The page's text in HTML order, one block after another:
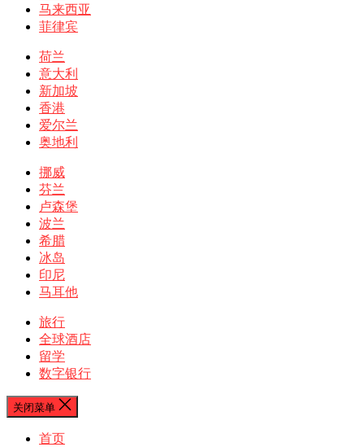
马来西亚
菲律宾
荷兰
意大利
新加坡
香港
爱尔兰
奥地利
挪威
芬兰
卢森堡
波兰
希腊
冰岛
印尼
马耳他
旅行
全球酒店
留学
数字银行
关闭菜单
首页